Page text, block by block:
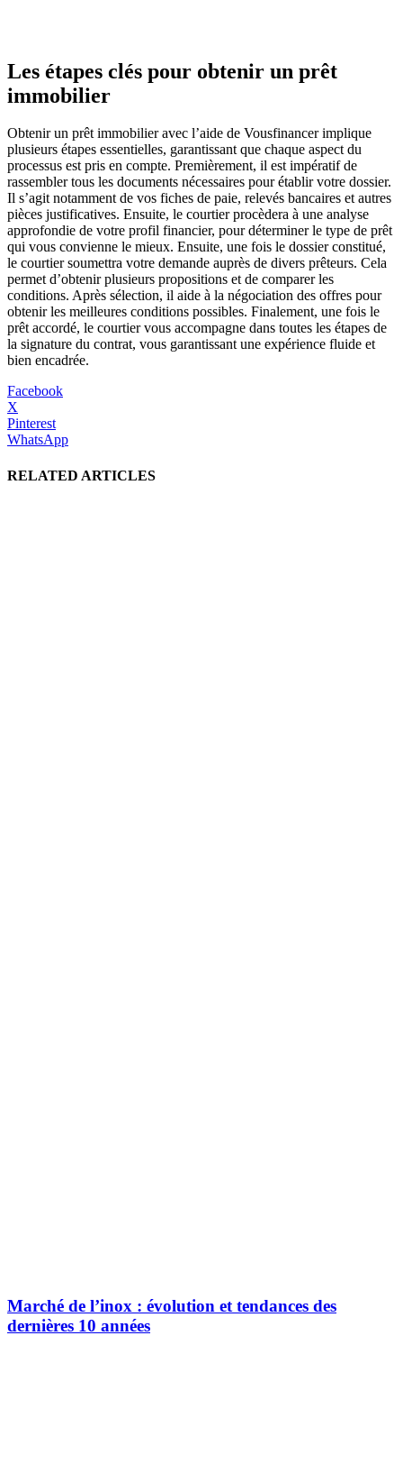
Les étapes clés pour obtenir un prêt
immobilier
Obtenir un prêt immobilier avec l’aide de Vousfinancer implique
plusieurs étapes essentielles, garantissant que chaque aspect du
processus est pris en compte. Premièrement, il est impératif de
rassembler tous les documents nécessaires pour établir votre dossier.
Il s’agit notamment de vos fiches de paie, relevés bancaires et autres
pièces justificatives. Ensuite, le courtier procèdera à une analyse
approfondie de votre profil financier, pour déterminer le type de prêt
qui vous convienne le mieux. Ensuite, une fois le dossier constitué,
le courtier soumettra votre demande auprès de divers prêteurs. Cela
permet d’obtenir plusieurs propositions et de comparer les
conditions. Après sélection, il aide à la négociation des offres pour
obtenir les meilleures conditions possibles. Finalement, une fois le
prêt accordé, le courtier vous accompagne dans toutes les étapes de
la signature du contrat, vous garantissant une expérience fluide et
bien encadrée.
Facebook
X
Pinterest
WhatsApp
RELATED ARTICLES
Marché de l’inox : évolution et tendances des
dernières 10 années